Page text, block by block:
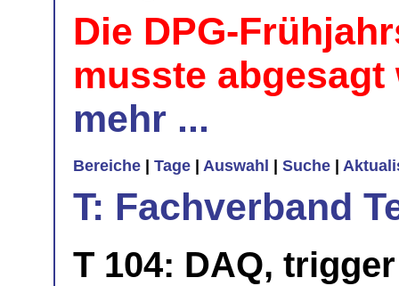
Die DPG-
musste
mehr ...
Bereiche | Tage | Auswahl | Suche |
T: Fachverband
T 104: DAQ,